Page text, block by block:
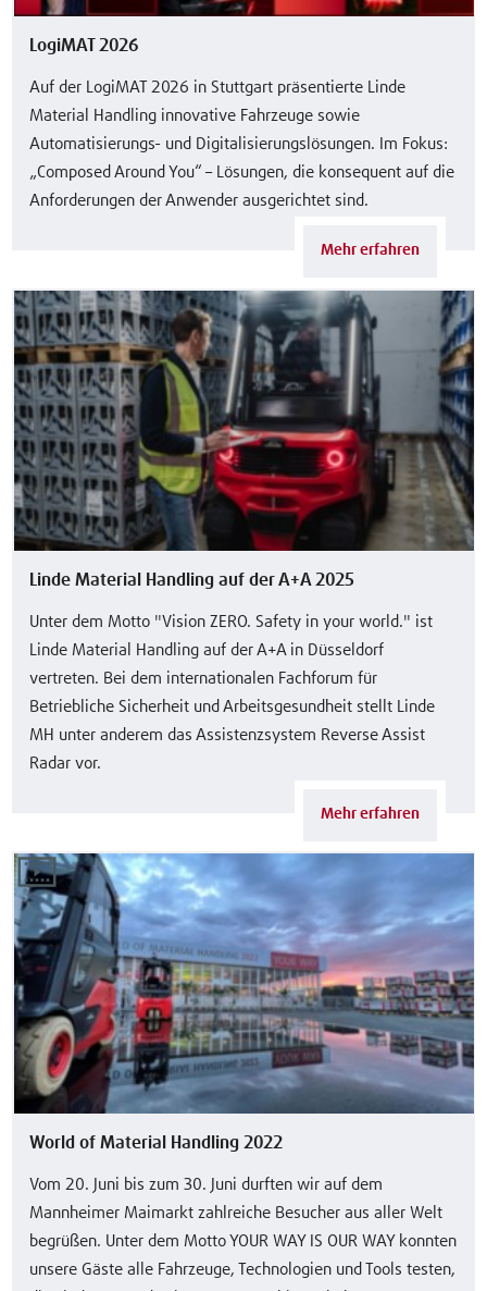
LogiMAT 2026
Auf der LogiMAT 2026 in Stuttgart präsentierte Linde
Material Handling innovative Fahrzeuge sowie
Automatisierungs- und Digitalisierungslösungen. Im Fokus:
„Composed Around You“ – Lösungen, die konsequent auf die
Anforderungen der Anwender ausgerichtet sind.
Mehr erfahren
Linde Material Handling auf der A+A 2025
Unter dem Motto "Vision ZERO. Safety in your world." ist
Linde Material Handling auf der A+A in Düsseldorf
vertreten. Bei dem internationalen Fachforum für
Betriebliche Sicherheit und Arbeitsgesundheit stellt Linde
MH unter anderem das Assistenzsystem Reverse Assist
Radar vor.
Mehr erfahren
World of Material Handling 2022
Vom 20. Juni bis zum 30. Juni durften wir auf dem
Mannheimer Maimarkt zahlreiche Besucher aus aller Welt
begrüßen. Unter dem Motto YOUR WAY IS OUR WAY konnten
unsere Gäste alle Fahrzeuge, Technologien und Tools testen,